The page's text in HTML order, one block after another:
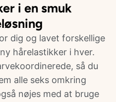
i en smuk
dig og lavet forskellige
hårelastikker i hver.
så du
alle seks omkring
nøjes med at bruge